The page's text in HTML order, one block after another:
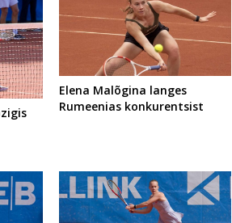
Elena Malõgina langes
Rumeenias konkurentsist